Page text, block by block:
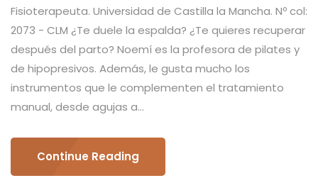
Fisioterapeuta. Universidad de Castilla la Mancha. Nº col:
2073 - CLM ¿Te duele la espalda? ¿Te quieres recuperar
después del parto? Noemí es la profesora de pilates y
de hipopresivos. Además, le gusta mucho los
instrumentos que le complementen el tratamiento
manual, desde agujas a...
Continue Reading